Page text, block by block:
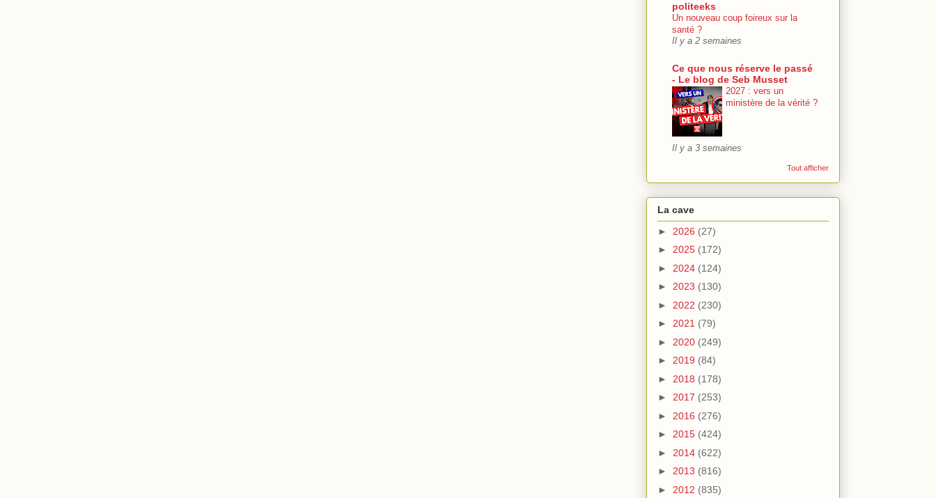
politeeks
Un nouveau coup foireux sur la
santé ?
Il y a 2 semaines
Ce que nous réserve le passé
- Le blog de Seb Musset
2027 : vers un
ministère de la vérité ?
Il y a 3 semaines
Tout afficher
La cave
► 2026 (27)
► 2025 (172)
► 2024 (124)
► 2023 (130)
► 2022 (230)
► 2021 (79)
► 2020 (249)
► 2019 (84)
► 2018 (178)
► 2017 (253)
► 2016 (276)
► 2015 (424)
► 2014 (622)
► 2013 (816)
► 2012 (835)